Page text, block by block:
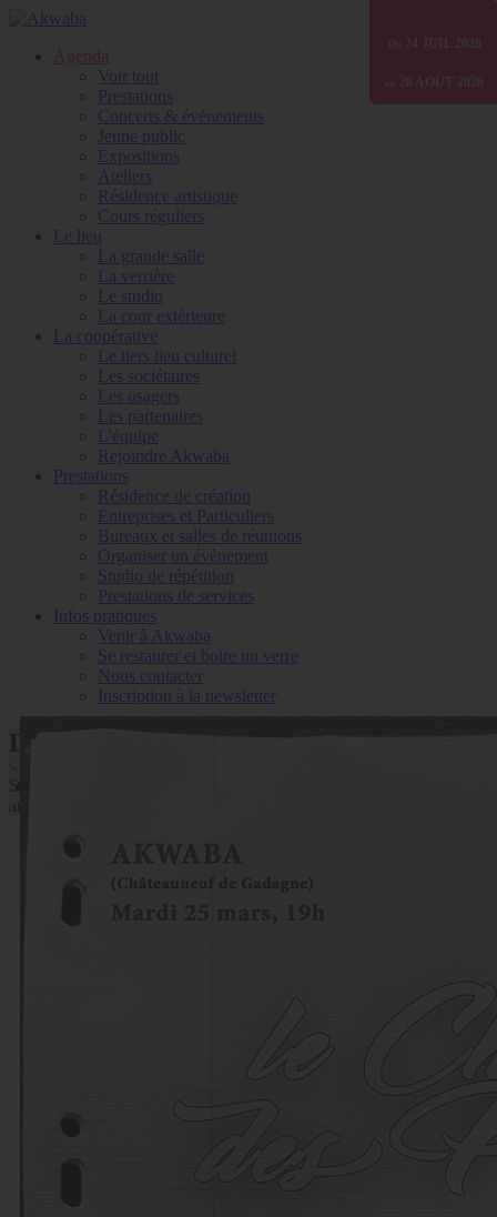
Agenda
Voir tout
Prestations
Concerts & événements
Jeune public
Expositions
Ateliers
Résidence artistique
Cours réguliers
Le lieu
La grande salle
La verrière
Le studio
La cour extérieure
La coopérative
Le tiers lieu culturel
Les sociétaires
Les usagers
Les partenaires
L'équipe
Rejoindre Akwaba
Prestations
Résidence de création
Entreprises et Particuliers
Bureaux et salles de réunions
Organiser un évènement
Studio de répétition
Prestations de services
Infos pratiques
Venir à Akwaba
Se restaurer et boire un verre
Nous contacter
Inscription à la newsletter
DANS LE CHOEUR DES POETES
Scène « mêlée » avec des chorales des enfants ayant suivi des
Du 01 JANV 2025
au 31 DÉC 2026
Du 30 JUIN 2026
au 31 DÉC 2026
Du 24 JUIL 2026
au 28 AOÛT 2026